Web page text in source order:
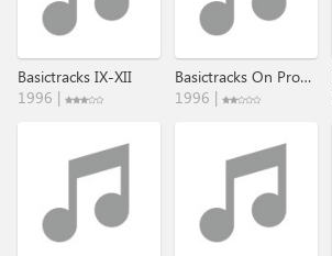
Basictracks IX-XII
1996 |
Basictracks On Prophet 600
1996 |